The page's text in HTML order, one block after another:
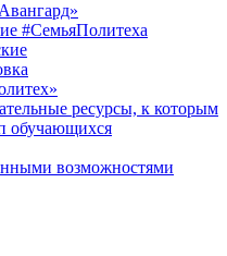
#СемьяПолитеха
ресурсы, к которым
обучающихся
возможностями